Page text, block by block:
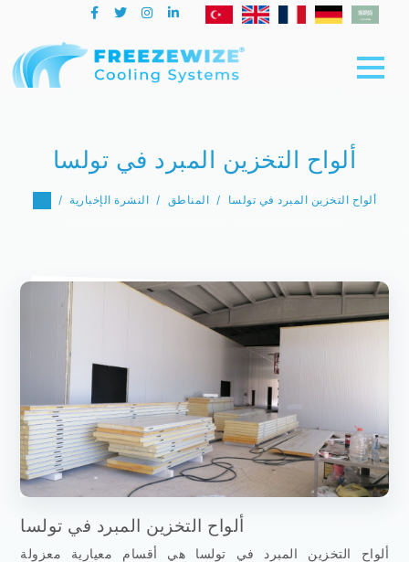
ألواح التخزين المبرد في تولسا
النشرة الإخبارية المناطق ألواح التخزين المبرد في تولسا
ألواح التخزين المبرد في تولسا
ألواح التخزين المبرد في تولسا هي أقسام معيارية معزولة